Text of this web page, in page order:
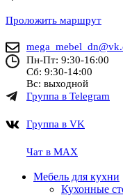
Проложить маршрут
Пн-Пт: 9:30-16:00
Сб: 9:30-14:00
Вс: выходной
Группа в Telegram
Группа в VK
Чат в MAX
Мебель для кухни
Кухонные